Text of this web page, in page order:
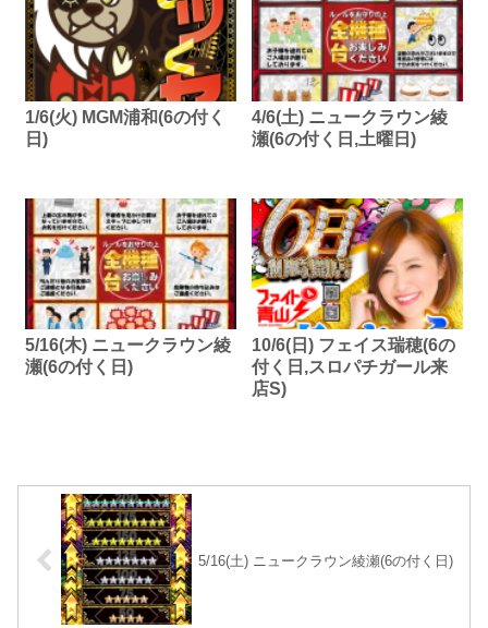
1/6(火) MGM浦和(6の付く
日)
4/6(土) ニュークラウン綾
瀬(6の付く日,土曜日)
5/16(木) ニュークラウン綾
瀬(6の付く日)
10/6(日) フェイス瑞穂(6の
付く日,スロパチガール来
店S)
5/16(土) ニュークラウン綾瀬(6の付く日)